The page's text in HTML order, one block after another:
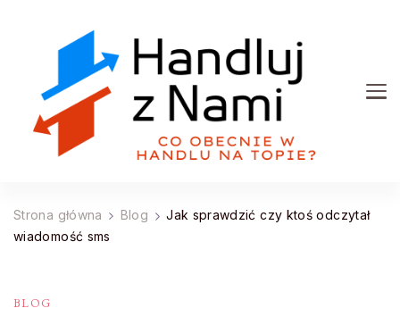
Strona główna Blog
Jak sprawdzić czy ktoś odczytał
wiadomość sms
BLOG